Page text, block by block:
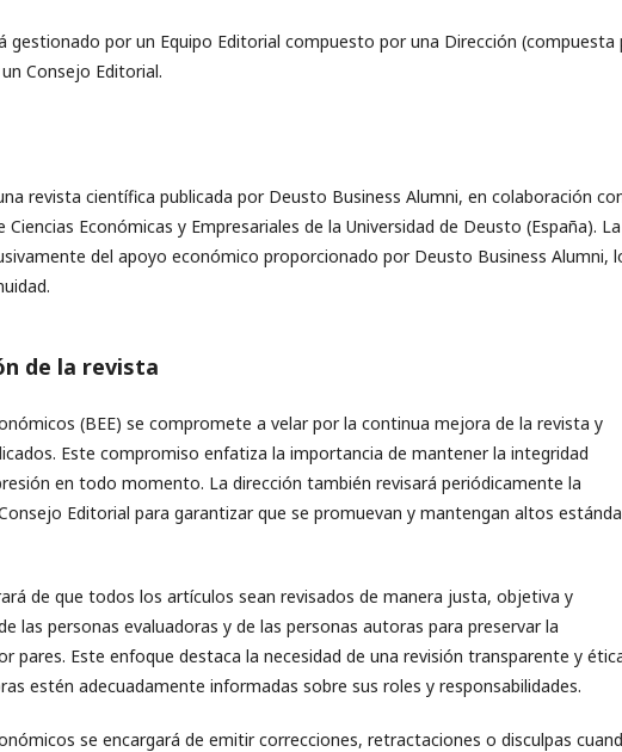
gestionado por un Equipo Editorial compuesto por una Dirección (compuesta
Consejo Editorial.
revista científica publicada por Deusto Business Alumni, en colaboración
Económicas y Empresariales de la Universidad de Deusto (España). La
del apoyo económico proporcionado por Deusto Business Alumni,
de la revista
(BEE) se compromete a velar por la continua mejora de la revista y
Este compromiso enfatiza la importancia de mantener la integridad
en todo momento. La dirección también revisará periódicamente la
Editorial para garantizar que se promuevan y mantengan altos
de que todos los artículos sean revisados de manera justa, objetiva y
las personas evaluadoras y de las personas autoras para preservar la
pares. Este enfoque destaca la necesidad de una revisión transparente y
estén adecuadamente informadas sobre sus roles y responsabilidades.
se encargará de emitir correcciones, retractaciones o disculpas